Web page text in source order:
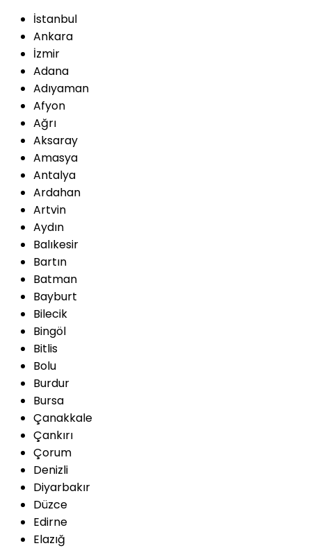
İstanbul
Ankara
İzmir
Adana
Adıyaman
Afyon
Ağrı
Aksaray
Amasya
Antalya
Ardahan
Artvin
Aydın
Balıkesir
Bartın
Batman
Bayburt
Bilecik
Bingöl
Bitlis
Bolu
Burdur
Bursa
Çanakkale
Çankırı
Çorum
Denizli
Diyarbakır
Düzce
Edirne
Elazığ